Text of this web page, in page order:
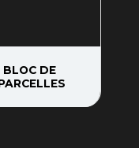
BLOC DE
ARCELLES